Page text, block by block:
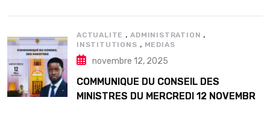
ACTUALITE ,ADMINISTRATION ,
INSTITUTIONS , MEDIAS
novembre 12, 2025
COMMUNIQUE DU CONSEIL DES
MINISTRES DU MERCREDI 12 NOVEMBRE